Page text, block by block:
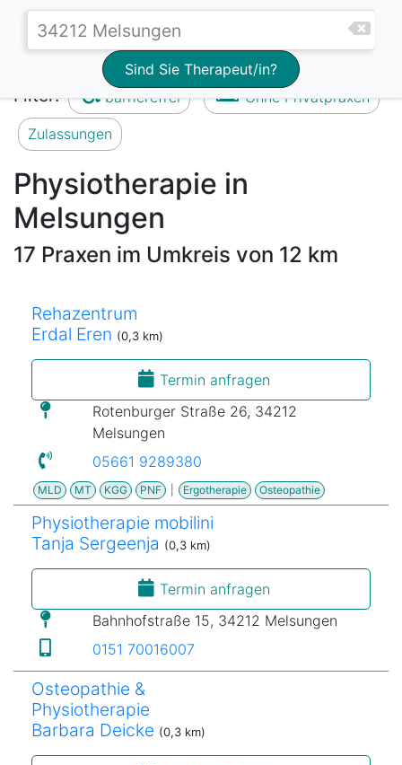
Sind Sie Therapeut/in?
Filter: barrierefrei Ohne Privatpraxen
Zulassungen
Physiotherapie in
Melsungen
17 Praxen im Umkreis von 12 km
Rehazentrum
Erdal Eren (0,3 km)
Termin anfragen
Rotenburger Straße 26, 34212
Melsungen
05661 9289380
MLD MT KGG PNF Ergotherapie Osteopathie
Physiotherapie mobilini
Tanja Sergeenja (0,3 km)
Termin anfragen
Bahnhofstraße 15, 34212 Melsungen
0151 70016007
Osteopathie &
Physiotherapie
Barbara Deicke (0,3 km)